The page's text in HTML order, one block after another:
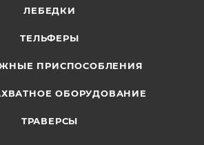
ЛЕБЕДКИ
ТЕЛЬФЕРЫ
ПРИСПОСОБЛЕНИЯ
ОБОРУДОВАНИЕ
ТРАВЕРСЫ